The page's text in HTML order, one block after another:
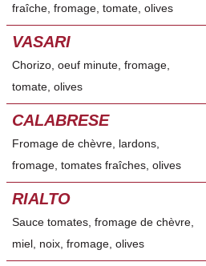
fraîche, fromage, tomate, olives
VASARI
Chorizo, oeuf minute, fromage,
tomate, olives
CALABRESE
Fromage de chèvre, lardons,
fromage, tomates fraîches, olives
RIALTO
Sauce tomates, fromage de chèvre,
miel, noix, fromage, olives